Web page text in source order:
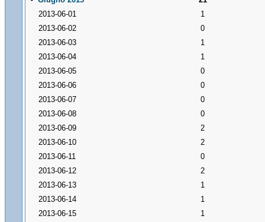
2013-06-01
1
2013-06-02
0
2013-06-03
1
2013-06-04
1
2013-06-05
0
2013-06-06
0
2013-06-07
0
2013-06-08
0
2013-06-09
2
2013-06-10
2
2013-06-11
0
2013-06-12
2
2013-06-13
1
2013-06-14
1
2013-06-15
1